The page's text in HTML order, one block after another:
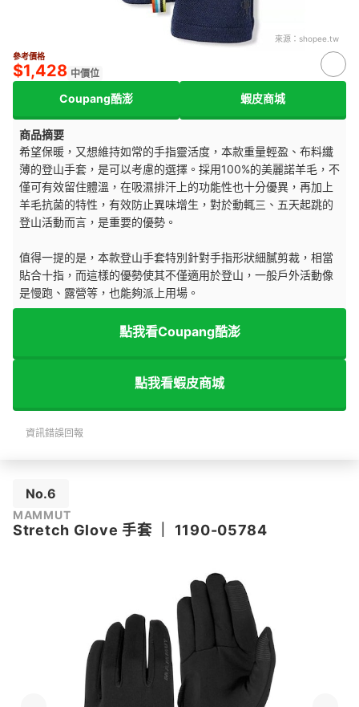
來源： shopee.tw
參考價格
$1,428 中價位
Coupang酷澎 蝦皮商城
商品摘要
希望保暖，又想維持如常的手指靈活度，本款重量輕盈、布料纖
薄的登山手套，是可以考慮的選擇。採用100%的美麗諾羊毛，不
僅可有效留住體溫，在吸濕排汗上的功能性也十分優異，再加上
羊毛抗菌的特性，有效防止異味增生，對於動輒三、五天起跳的
登山活動而言，是重要的優勢。
值得一提的是，本款登山手套特別針對手指形狀細膩剪裁，相當
貼合十指，而這樣的優勢使其不僅適用於登山，一般戶外活動像
是慢跑、露營等，也能夠派上用場。
點我看Coupang酷澎
點我看蝦皮商城
資訊錯誤回報
No.6
MAMMUT
Stretch Glove 手套｜ 1190-05784